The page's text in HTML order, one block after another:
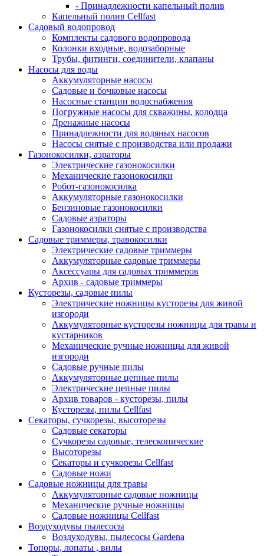
- Принадлежности капельный полив
Капельный полив Cellfast
Садовый водопровод
Комплекты садового водопровода
Колонки входные, водозаборные
Трубы, фитинги, соединители, клапаны
Насосы для воды
Аккумуляторные насосы
Садовые и бочковые насосы
Насосные станции водоснабжения
Погружные насосы для скважины, колодца
Дренажные насосы
Принадлежности для водяных насосов
Насосы снятые с производства или продажи
Газонокосилки, аэраторы
Электрические газонокосилки
Механические газонокосилки
Робот-газонокосилка
Аккумуляторные газонокосилки
Бензиновые газонокосилки
Садовые аэраторы
Газонокосилки снятые с производства
Садовые триммеры, травокосилки
Электрические садовые триммеры
Аккумуляторные садовые триммеры
Аксессуары для садовых триммеров
Архив - садовые триммеры
Кусторезы, садовые пилы
Электрические ножницы кусторезы для живой
изгороди
Аккумуляторные кусторезы ножницы для травы и
кустарников
Механические ручные ножницы для живой
изгороди
Садовые ручные пилы
Аккумуляторные цепные пилы
Электрические цепные пилы
Архив товаров - кусторезы, пилы
Кусторезы, пилы Cellfast
Секаторы, сучкорезы, высоторезы
Садовые секаторы
Сучкорезы садовые, телескопические
Высоторезы
Секаторы и сучкорезы Cellfast
Садовые ножи
Садовые ножницы для травы
Аккумуляторные садовые ножницы
Механические ручные ножницы
Садовые ножницы Cellfast
Воздуходувы пылесосы
Воздуходувы, пылесосы Gardena
Топоры, лопаты , вилы